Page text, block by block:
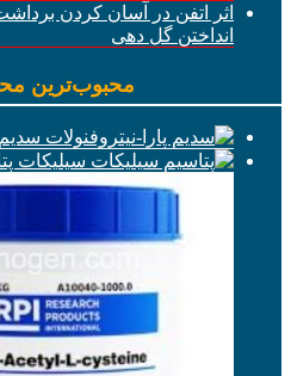
اثر اتفن در آسان کردن برداشت
انداختن گل دهی
محبوب‌ترین
سدیم
سیلیکات